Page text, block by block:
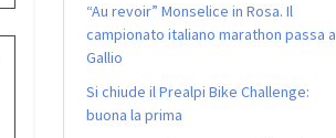
“Au revoir” Monselice in Rosa. Il
campionato italiano marathon passa a
Gallio
Si chiude il Prealpi Bike Challenge:
buona la prima